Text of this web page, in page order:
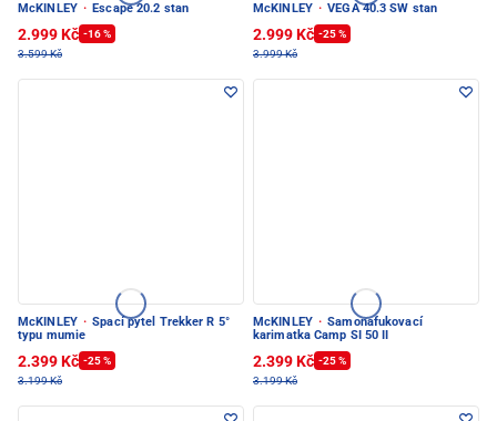
McKINLEY · Escape 20.2 stan
2.999 Kč -16 %
3.599 Kč
McKINLEY · VEGA 40.3 SW stan
2.999 Kč -25 %
3.999 Kč
McKINLEY · Spací pytel Trekker R 5°
typu mumie
2.399 Kč -25 %
3.199 Kč
McKINLEY · Samonafukovací
karimatka Camp SI 50 II
2.399 Kč -25 %
3.199 Kč